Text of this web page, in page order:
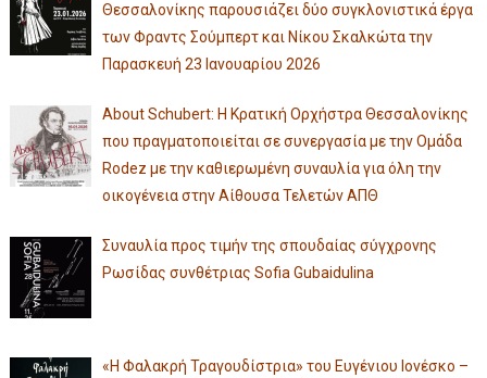
Θεσσαλονίκης παρουσιάζει δύο συγκλονιστικά έργα
των Φραντς Σούμπερτ και Νίκου Σκαλκώτα την
Παρασκευή 23 Ιανουαρίου 2026
About Schubert: Η Κρατική Ορχήστρα Θεσσαλονίκης
που πραγματοποιείται σε συνεργασία με την Ομάδα
Rodez με την καθιερωμένη συναυλία για όλη την
οικογένεια στην Αίθουσα Τελετών ΑΠΘ
Συναυλία προς τιμήν της σπουδαίας σύγχρονης
Ρωσίδας συνθέτριας Sofia Gubaidulina
«Η Φαλακρή Τραγουδίστρια» του Ευγένιου Ιονέσκο –